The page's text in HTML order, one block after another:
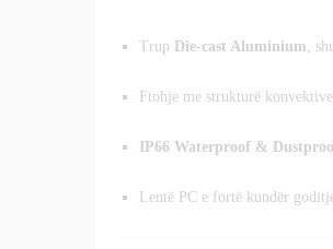
Trup Die-cast Aluminium,
Ftohje me strukturë
IP66 Waterproof &
Lentë PC e fortë kundër